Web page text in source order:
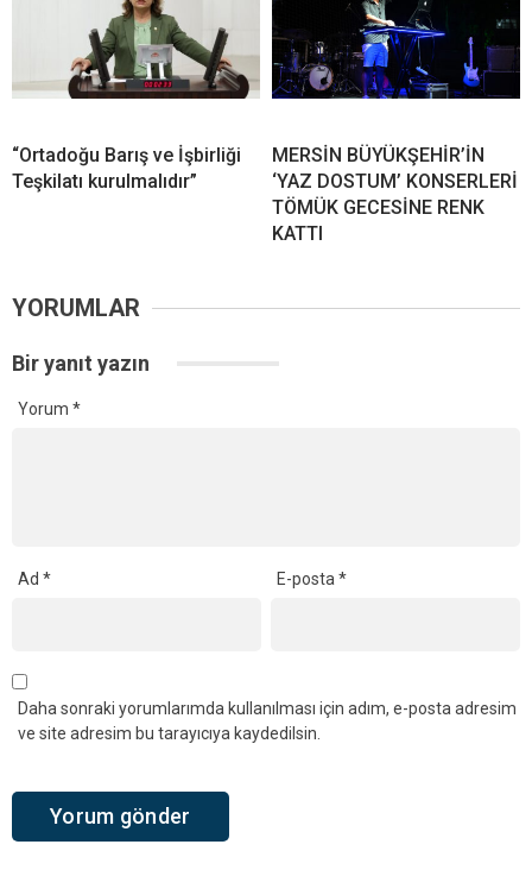
“Ortadoğu Barış ve İşbirliği
Teşkilatı kurulmalıdır”
MERSİN BÜYÜKŞEHİR’İN
‘YAZ DOSTUM’ KONSERLERİ
TÖMÜK GECESİNE RENK
KATTI
YORUMLAR
Bir yanıt yazın
Yorum *
Ad * E-posta*
Daha sonraki yorumlarımda kullanılması için adım, e-posta adresim
ve site adresim bu tarayıcıya kaydedilsin.